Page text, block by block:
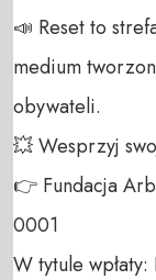
📣 Reset to
medium
obywateli.
💥 Wesprzyj
👉 Fundacja
0001
W tytule